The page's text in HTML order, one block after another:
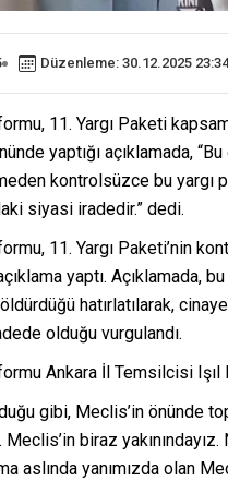
Düzenleme: 30.12.2025 23:34
11. Yargı Paketi
yaptığı açıklamada,
kontrolsüzce bu
siyasi iradedir.” dedi.
11. Yargı Paketi’nin
yaptı. Açıklamada,
öldürdüğü hatırlatılarak,
olduğu vurgulandı.
Ankara İl Temsilcisi Işıl
gibi, Meclis’in önünde
biraz yakınındayız.
aslında yanımızda olan